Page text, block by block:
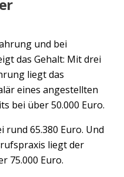
und bei
das Gehalt: Mit drei
liegt das
eines angestellten
bei über 50.000 Euro.
rund 65.380 Euro. Und
liegt der
75.000 Euro.